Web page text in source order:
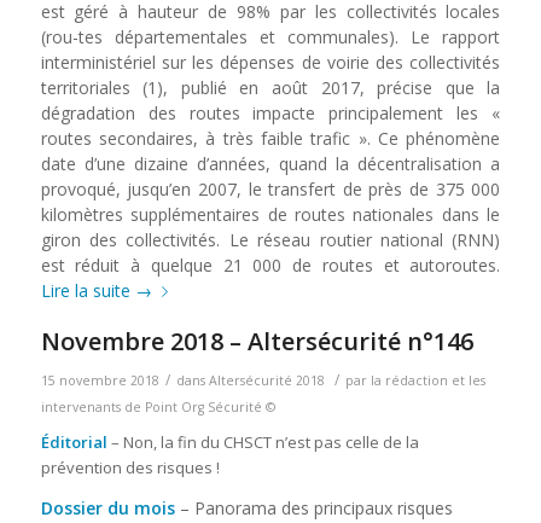
est géré à hauteur de 98% par les collectivités locales
(rou-tes départementales et communales). Le rapport
interministériel sur les dépenses de voirie des collectivités
territoriales (1), publié en août 2017, précise que la
dégradation des routes impacte principalement les «
routes secondaires, à très faible trafic ». Ce phénomène
date d’une dizaine d’années, quand la décentralisation a
provoqué, jusqu’en 2007, le transfert de près de 375 000
kilomètres supplémentaires de routes nationales dans le
giron des collectivités. Le réseau routier national (RNN)
est réduit à quelque 21 000 de routes et autoroutes.
Lire la suite →
Novembre 2018 – Altersécurité n°146
15 novembre 2018 / dans Altersécurité 2018 / par la rédaction et les
intervenants de Point Org Sécurité ©
Éditorial – Non, la fin du CHSCT n’est pas celle de la
prévention des risques !
Dossier du mois – Panorama des principaux risques